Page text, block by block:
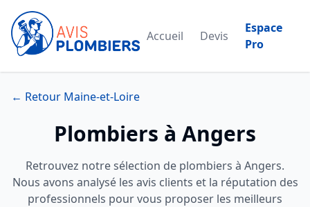
Accueil Devis
Espace
Pro
← Retour Maine-et-Loire
Plombiers à Angers
Retrouvez notre sélection de plombiers à Angers.
Nous avons analysé les avis clients et la réputation des
professionnels pour vous proposer les meilleurs